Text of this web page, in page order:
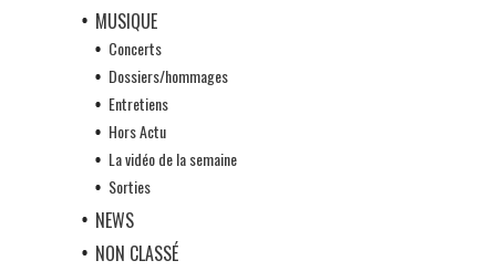
MUSIQUE
Concerts
Dossiers/hommages
Entretiens
Hors Actu
La vidéo de la semaine
Sorties
NEWS
NON CLASSÉ